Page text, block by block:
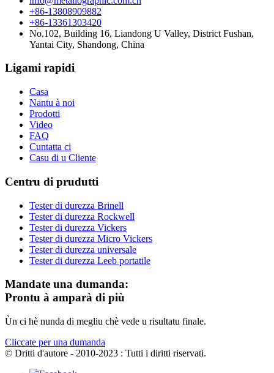
+86-13808909882
+86-13361303420
No.102, Building 16, Liandong U Valley, District Fushan,
Yantai City, Shandong, China
Ligami rapidi
Casa
Nantu à noi
Prodotti
Video
FAQ
Cuntatta ci
Casu di u Cliente
Centru di prudutti
Tester di durezza Brinell
Tester di durezza Rockwell
Tester di durezza Vickers
Tester di durezza Micro Vickers
Tester di durezza universale
Tester di durezza Leeb portatile
Mandate una dumanda:
Prontu à amparà di più
Ùn ci hè nunda di megliu chè vede u risultatu finale.
Cliccate per una dumanda
© Dritti d'autore - 2010-2023 : Tutti i diritti riservati.